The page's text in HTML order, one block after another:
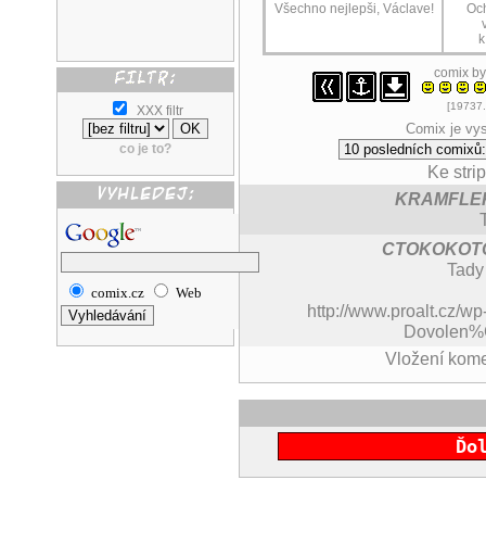
XXX filtr
co je to?
comix.cz Web
Všechno nejlepši, Václave!
comix
Comix je
Ke
http://www.proalt.cz/
Vložení